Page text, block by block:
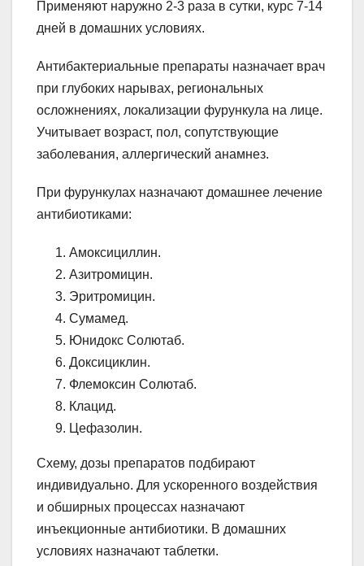
Применяют наружно 2-3 раза в сутки, курс 7-14
дней в домашних условиях.
Антибактериальные препараты назначает врач
при глубоких нарывах, региональных
осложнениях, локализации фурункула на лице.
Учитывает возраст, пол, сопутствующие
заболевания, аллергический анамнез.
При фурункулах назначают домашнее лечение
антибиотиками:
Амоксициллин.
Азитромицин.
Эритромицин.
Сумамед.
Юнидокс Солютаб.
Доксициклин.
Флемоксин Солютаб.
Клацид.
Цефазолин.
Схему, дозы препаратов подбирают
индивидуально. Для ускоренного воздействия
и обширных процессах назначают
инъекционные антибиотики. В домашних
условиях назначают таблетки.